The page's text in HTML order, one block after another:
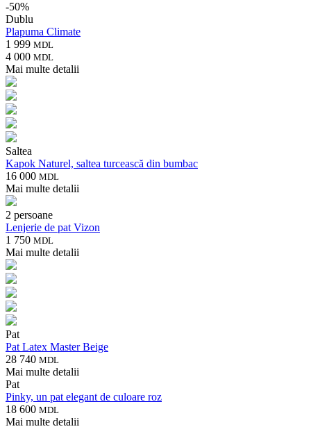
-50%
Dublu
Plapuma Climate
1 999 MDL
4 000 MDL
Mai multe detalii
Saltea
Kapok Naturel, saltea turcească din bumbac
16 000 MDL
Mai multe detalii
2 persoane
Lenjerie de pat Vizon
1 750 MDL
Mai multe detalii
Pat
Pat Latex Master Beige
28 740 MDL
Mai multe detalii
Pat
Pinky, un pat elegant de culoare roz
18 600 MDL
Mai multe detalii